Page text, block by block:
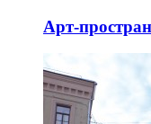
Арт-